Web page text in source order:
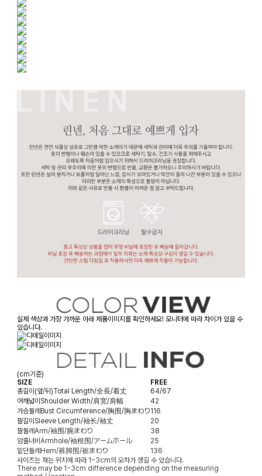
실제 색상과 가장 가까운 아래 제품이미지를 확인하세요! 모니터에 따라 차이가 있을 수
있습니다.
(cm기준)
SIZE
FREE
총길이(앞/뒤)Total Length/全長/着丈
64/67
어깨넓이 Shoulder Width/肩宽/肩幅
42
가슴둘레 Bust Circumference/胸围/胸まわり116
팔길이 Sleeve Length/袖长/袖丈
20
팔둘레 Arm/袖围/腕まわり
38
암홀너비 Armhole/袖根围/アームホール
25
밑단둘레 Hem/裤脚围/裾まわり
136
사이즈는 재는 위치에 따라 1~3cm의 오차가 생길 수 있습니다.
There may be 1~3cm difference depending on the measuring